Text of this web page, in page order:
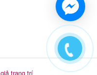
trang trí